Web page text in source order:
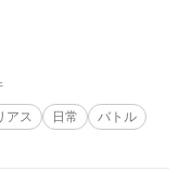
アス 日常
バトル